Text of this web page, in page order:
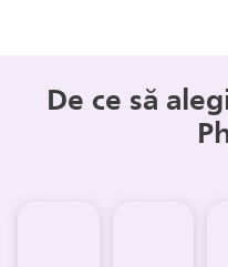
De ce să